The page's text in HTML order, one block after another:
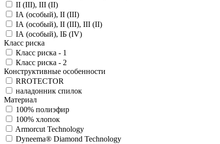
II (III), III (II)
IА (особый), II (III)
IА (особый), II (III), III (II)
IА (особый), IБ (IV)
Класс риска
Класс риска - 1
Класс риска - 2
Конструктивные особенности
RROTECTOR
наладонник спилок
Материал
100% полиэфир
100% хлопок
Armorcut Technology
Dyneema® Diamond Technology